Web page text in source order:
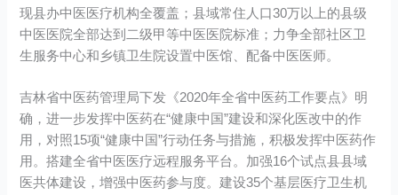
现县办中医医疗机构全覆盖；县域常住人口30万以上的县级
中医医院全部达到二级甲等中医医院标准；力争全部社区卫
生服务中心和乡镇卫生院设置中医馆、配备中医医师。
吉林省中医药管理局下发《2020年全省中医药工作要点》明
确，进一步发挥中医药在“健康中国”建设和深化医改中的作
用，对照15项“健康中国”行动任务与措施，积极发挥中医药作
用。搭建全省中医医疗远程服务平台。加强16个试点县县域
医共体建设，增强中医药参与度。建设35个基层医疗卫生机